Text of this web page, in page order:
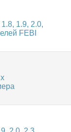
1.9, 2.0,
FEBI